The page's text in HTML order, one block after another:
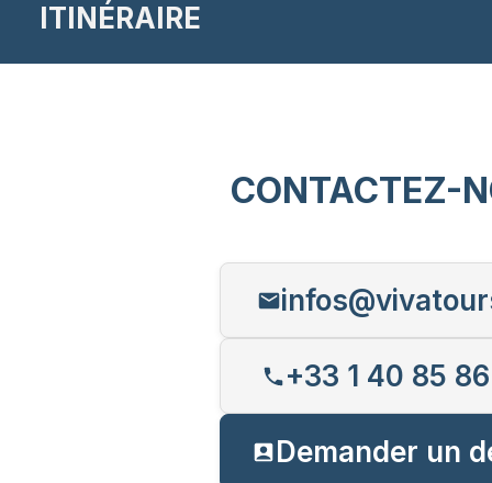
ITINÉRAIRE
CONTACTEZ-
+33 1 40 85
Demander un